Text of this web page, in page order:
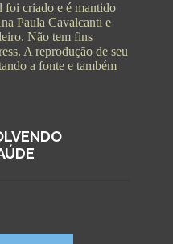
foi criado e é mantido
Paula Cavalcanti e
Não tem fins
A reprodução de seu
a fonte e também